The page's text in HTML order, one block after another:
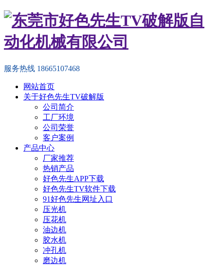
服务热线 18665107468
网站首页
关于好色先生TV破解版
公司简介
工厂环境
公司荣誉
客户案例
产品中心
厂家推荐
热销产品
好色先生APP下载
好色先生TV软件下载
91好色先生网址入口
压光机
压花机
油边机
胶水机
冲孔机
磨边机